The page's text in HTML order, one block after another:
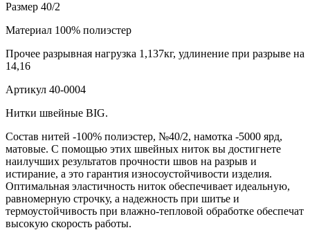
Размер 40/2
Материал 100% полиэстер
Прочее разрывная нагрузка 1,137кг, удлинение при разрыве на
14,16
Артикул 40-0004
Нитки швейные BIG.
Состав нитей -100% полиэстер, №40/2, намотка -5000 ярд,
матовые. С помощью этих швейных ниток вы достигнете
наилучших результатов прочности швов на разрыв и
истирание, а это гарантия износоустойчивости изделия.
Оптимальная эластичность ниток обеспечивает идеальную,
равномерную строчку, а надежность при шитье и
термоустойчивость при влажно-тепловой обработке обеспечат
высокую скорость работы.